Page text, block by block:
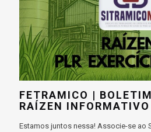
FETRAMICO |
RAÍZEN INFORMATIVO
Estamos juntos nessa! Associe-se ao